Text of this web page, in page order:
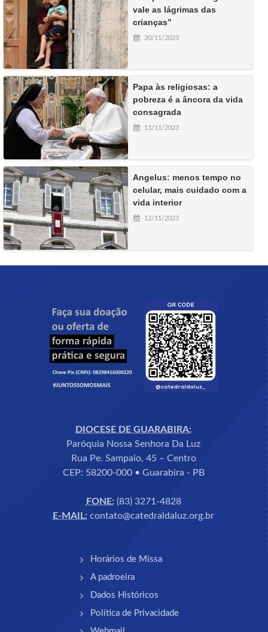
vale as lágrimas das
crianças”
20/11/2023
Papa às religiosas: a
pobreza é a âncora da vida
consagrada
13/11/2023
Angelus: menos tempo no
celular, mais cuidado com a
vida interior
12/11/2023
DIOCESE DE GUARABIRA:
Paróquia Nossa Senhora Da Luz
Rua Pe. Sampaio, 45 – Centro
CEP: 58200-000 • Guarabira - PB
FONE:(83) 3271-4828
E-MAIL: contato@catedraldaluz.org.br
Horários de Missa
A padroeira
Dados Históricos
Política de Privacidade